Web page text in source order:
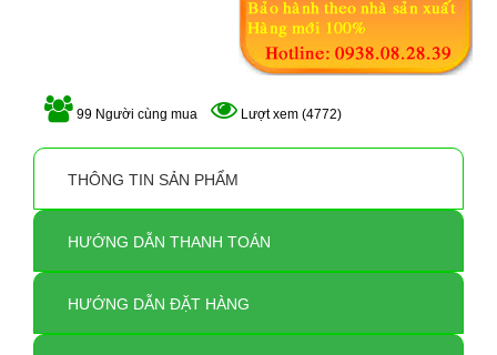
99 Người cùng mua Lượt xem (4772)
THÔNG TIN SẢN PHẨM
HƯỚNG DẪN THANH TOÁN
HƯỚNG DẪN ĐẶT HÀNG